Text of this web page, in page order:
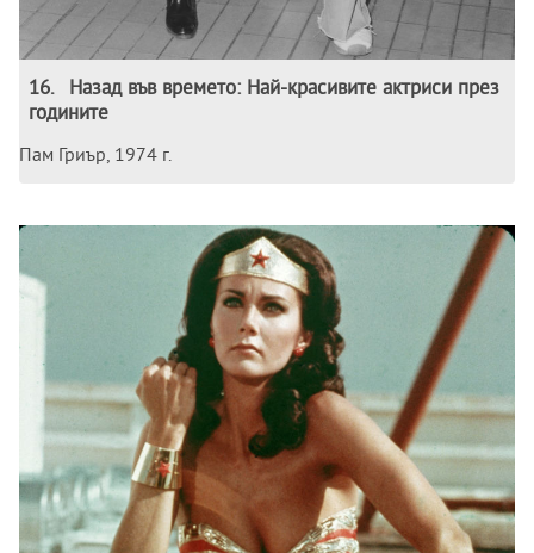
16.
Назад във времето: Най-красивите актриси през
годините
Пам Гриър, 1974 г.